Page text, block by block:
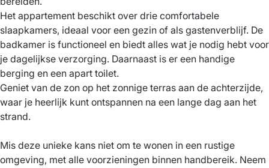
Het appartement beschikt over drie comfortabele
slaapkamers, ideaal voor een gezin of als gastenverblijf. De
badkamer is functioneel en biedt alles wat je nodig hebt voor
je dagelijkse verzorging. Daarnaast is er een handige
berging en een apart toilet.
Geniet van de zon op het zonnige terras aan de achterzijde,
waar je heerlijk kunt ontspannen na een lange dag aan het
strand.
Mis deze unieke kans niet om te wonen in een rustige
omgeving, met alle voorzieningen binnen handbereik. Neem